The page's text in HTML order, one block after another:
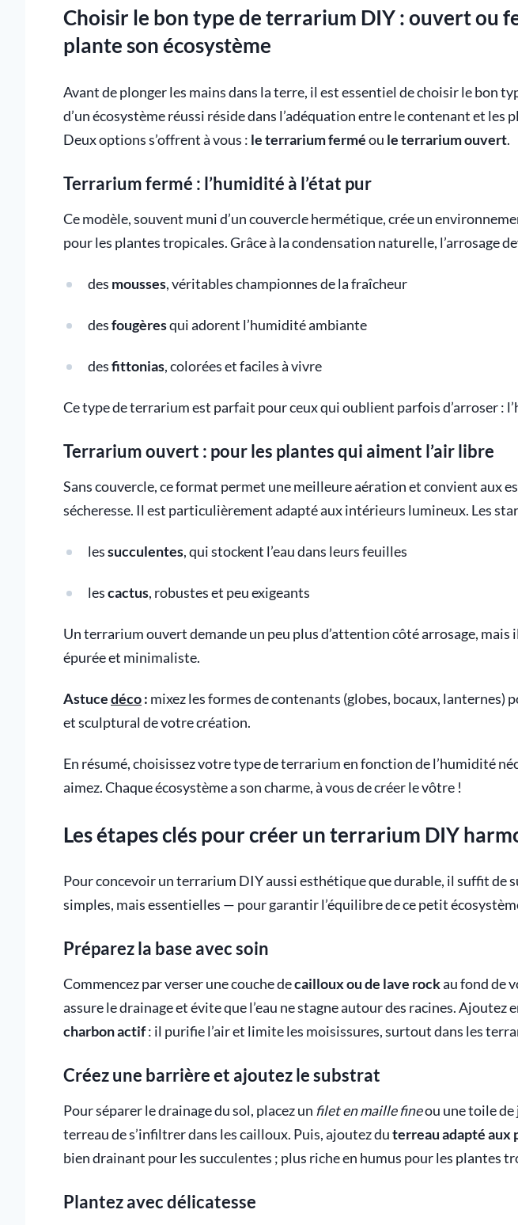
Choisir le bon type de terrarium DIY : ouvert ou
plante son écosystème
Avant de plonger les mains dans la terre, il est essentiel de choisir le bon
d’un écosystème réussi réside dans l’adéquation entre le contenant et les
Deux options s’offrent à vous : le terrarium ferméou le terrarium ouvert.
Terrarium fermé : l’humidité à l’état pur
Ce modèle, souvent muni d’un couvercle hermétique, crée un
pour les plantes tropicales. Grâce à la condensation naturelle, l’arrosage
des mousses, véritables championnes de la fraîcheur
desfougèresqui adorent l’humidité ambiante
desfittonias, colorées et faciles à vivre
Ce type de terrarium est parfait pour ceux qui oublient parfois d’arroser :
Terrarium ouvert : pour les plantes qui aiment l’air libre
Sans couvercle, ce format permet une meilleure aération et convient aux
sécheresse. Il est particulièrement adapté aux intérieurs lumineux. Les
lessucculentes, qui stockent l’eau dans leurs feuilles
lescactus, robustes et peu exigeants
Un terrarium ouvert demande un peu plus d’attention côté arrosage,
épurée et minimaliste.
Astucedéco: mixez les formes de contenants (globes, bocaux, lanternes)
et sculptural de votre création.
En résumé, choisissez votre type de terrarium en fonction de l’humidité
aimez. Chaque écosystème a son charme, à vous de créer le vôtre !
Les étapes clés pour créer un terrarium DIY
Pour concevoir un terrarium DIY aussi esthétique que durable, il suffit de
simples, mais essentielles — pour garantir l’équilibre de ce petit
Préparez la base avec soin
Commencez par verser une couche decailloux ou de lave rockau fond de
assure le drainage et évite que l’eau ne stagne autour des racines. Ajoutez
charbon actif: il purifie l’air et limite les moisissures, surtout dans les
Créez une barrière et ajoutez le substrat
Pour séparer le drainage du sol, placez un filet en maille fineou une toile de
terreau de s’infiltrer dans les cailloux. Puis, ajoutez duterreau adapté aux
bien drainant pour les succulentes ; plus riche en humus pour les plantes
Plantez avec délicatesse